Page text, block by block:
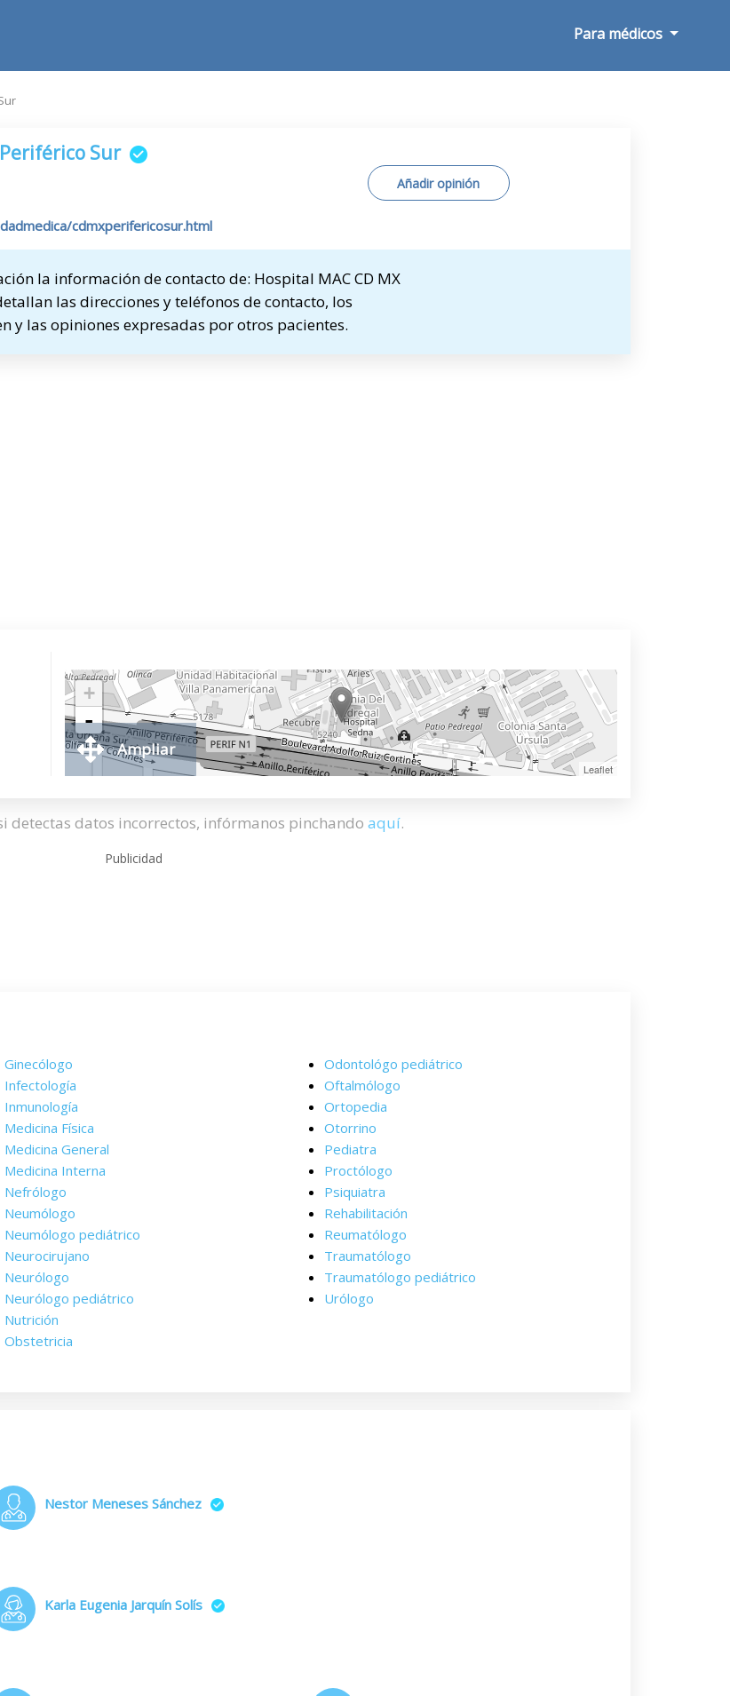
Para médicos
Sur
cdmxperifericosur.html
Añadir opinión
la información de contacto de: Hospital MAC CD MX
las direcciones y teléfonos de contacto, los
y las opiniones expresadas por otros pacientes.
+
-
Leaflet
Ampliar
detectas datos incorrectos, infórmanos pinchando aquí.
Publicidad
Ginecólogo
Infectología
Inmunología
Medicina Física
Medicina General
Medicina Interna
Nefrólogo
Neumólogo
Neumólogo pediátrico
Neurocirujano
Neurólogo
Neurólogo pediátrico
Nutrición
Obstetricia
Odontológo pediátrico
Oftalmólogo
Ortopedia
Otorrino
Pediatra
Proctólogo
Psiquiatra
Rehabilitación
Reumatólogo
Traumatólogo
Traumatólogo pediátrico
Urólogo
Nestor Meneses Sánchez
Karla Eugenia Jarquín Solís